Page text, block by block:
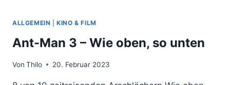
ALLGEMEIN |KINO & FILM
Ant-Man 3 – Wie oben, so unten
Von Thilo 20. Februar 2023